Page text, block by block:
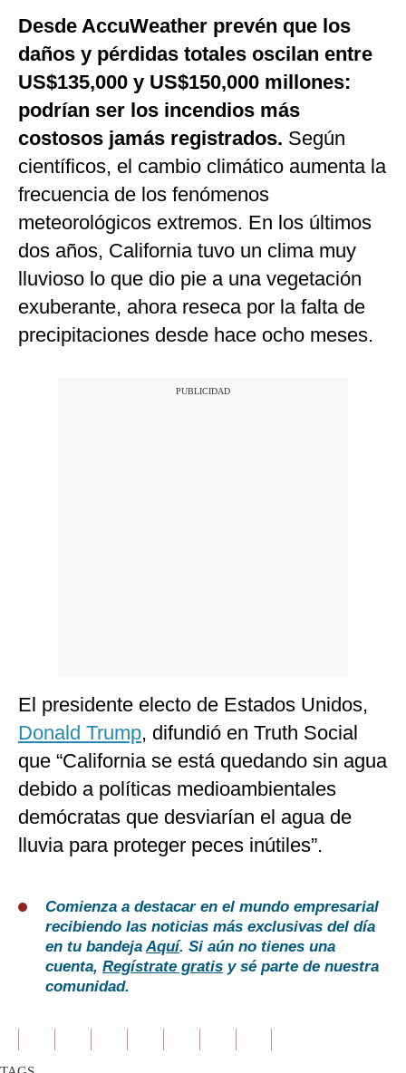
Desde AccuWeather prevén que los
daños y pérdidas totales oscilan entre
US$135,000 y US$150,000 millones:
podrían ser los incendios más
costosos jamás registrados. Según
científicos, el cambio climático aumenta la
frecuencia de los fenómenos
meteorológicos extremos. En los últimos
dos años, California tuvo un clima muy
lluvioso lo que dio pie a una vegetación
exuberante, ahora reseca por la falta de
precipitaciones desde hace ocho meses.
El presidente electo de Estados Unidos,
Donald Trump, difundió en Truth Social
que “California se está quedando sin agua
debido a políticas medioambientales
demócratas que desviarían el agua de
lluvia para proteger peces inútiles”.
Comienza a destacar en el mundo empresarial
recibiendo las noticias más exclusivas del día
en tu bandejaAquí. Si aún no tienes una
cuenta, Regístrate gratis y sé parte de nuestra
comunidad.